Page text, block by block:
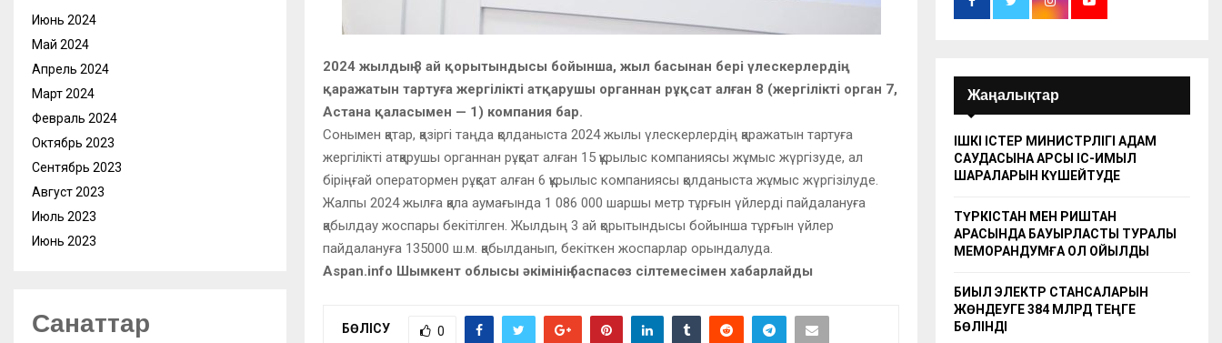
2024 жылдың 3 ай қорытындысы бойынша, жыл басынан бері үлескерлердің
қаражатын тартуға жергілікті атқарушы органнан рұқсат алған 8 (жергілікті орган 7,
Астана қаласымен — 1) компания бар.
Сонымен қатар, қазіргі таңда қолданыста 2024 жылы үлескерлердің қаражатын тартуға
жергілікті атқарушы органнан рұқсат алған 15 құрылыс компаниясы жұмыс жүргізуде, ал
біріңғай оператормен рұқсат алған 6 құрылыс компаниясы қолданыста жұмыс жүргізілуде.
Жалпы 2024 жылға қала аумағында 1 086 000 шаршы метр тұрғын үйлерді пайдалануға
қабылдау жоспары бекітілген. Жылдың 3 ай қорытындысы бойынша тұрғын үйлер
пайдалануға 135000 ш.м. қабылданып, бекіткен жоспарлар орындалуда.
Aspan.info Шымкент облысы әкімінің баспасөз сілтемесімен хабарлайды
БӨЛІСУ 0
Июнь 2024
Май 2024
Апрель 2024
Март 2024
Февраль 2024
Октябрь 2023
Сентябрь 2023
Август 2023
Июль 2023
Июнь 2023
Санаттар
Жаңалықтар
ІШКІ ІСТЕР МИНИСТРЛІГІ АДАМ
САУДАСЫНА ҚАРСЫ ІС-ҚИМЫЛ
ШАРАЛАРЫН КҮШЕЙТУДЕ
ТҮРКІСТАН МЕН РИШТАН
АРАСЫНДА БАУЫРЛАСТЫҚ ТУРАЛЫ
МЕМОРАНДУМҒА ҚОЛ ҚОЙЫЛДЫ
БИЫЛ ЭЛЕКТР СТАНСАЛАРЫН
ЖӨНДЕУГЕ 384 МЛРД ТЕҢГЕ
БӨЛІНДІ